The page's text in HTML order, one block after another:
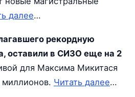
далее…
рекордную
оставили в СИЗО еще на 2
для Максима Микитася
миллионов. Читать далее…